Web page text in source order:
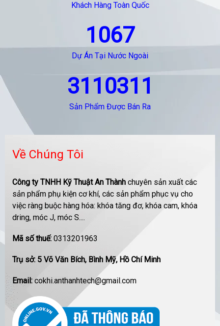
Khách Hàng Toàn Quốc
1067
Dự Án Tại Nước Ngoài
3110311
Sản Phẩm Được Bán Ra
Về Chúng Tôi
Công ty TNHH Kỹ Thuật An Thành chuyên sản xuất các
sản phẩm phụ kiện cơ khí, các sản phẩm phục vụ cho
việc ràng buộc hàng hóa: khóa tăng đơ, khóa cam, khóa
dring, móc J, móc S....
Mã số thuế: 0313201963
Trụ sở: 5 Võ Văn Bích, Bình Mỹ, Hồ Chí Minh
Email: cokhi.anthanhtech@gmail.com